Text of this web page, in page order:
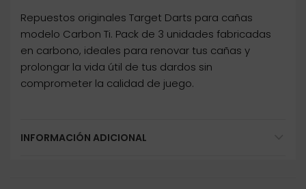
Repuestos originales Target Darts para cañas
modelo Carbon Ti. Pack de 3 unidades fabricadas
en carbono, ideales para renovar tus cañas y
prolongar la vida útil de tus dardos sin
comprometer la calidad de juego.
INFORMACIÓN ADICIONAL